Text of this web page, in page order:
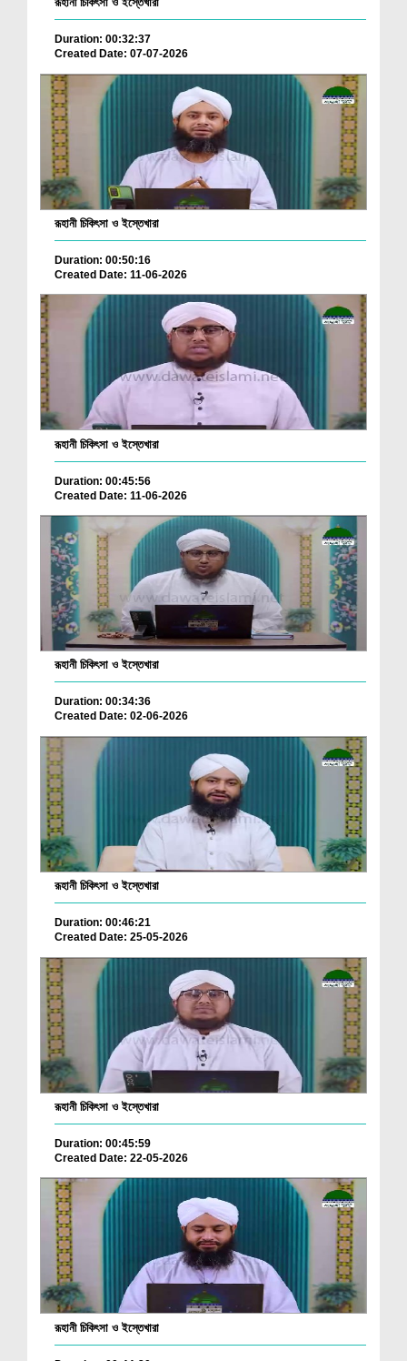
Duration: 00:32:37
Created Date: 07-07-2026
রূহানী চিকিৎসা ও ইস্তেখারা
Duration: 00:50:16
Created Date: 11-06-2026
রূহানী চিকিৎসা ও ইস্তেখারা
Duration: 00:45:56
Created Date: 11-06-2026
রূহানী চিকিৎসা ও ইস্তেখারা
Duration: 00:34:36
Created Date: 02-06-2026
রূহানী চিকিৎসা ও ইস্তেখারা
Duration: 00:46:21
Created Date: 25-05-2026
রূহানী চিকিৎসা ও ইস্তেখারা
Duration: 00:45:59
Created Date: 22-05-2026
রূহানী চিকিৎসা ও ইস্তেখারা